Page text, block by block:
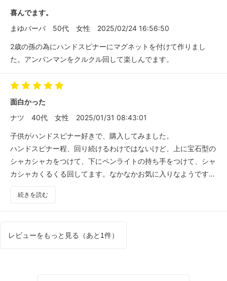
喜んでます。
まゆバーバ
50代 女性 2025/02/24 16:56:50
2歳の孫の為にハンドスピナーにマグネットを付けて作りまし
た。アンパンマンをクルクル回して楽しんでます。
面白かった
ナツ
40代 女性 2025/01/31 08:43:01
子供がハンドスピナー好きで、購入してみました。
ハンドスピナー程、回り続けるわけではないけど、上に宝石型の
シャカシャカをつけて、下にペンライトの持ち手をつけて、シャ
カシャカくるくる回してます。なかなかお気に入りなようです。
続きを読む
レビューをもっと見る（あと1件）